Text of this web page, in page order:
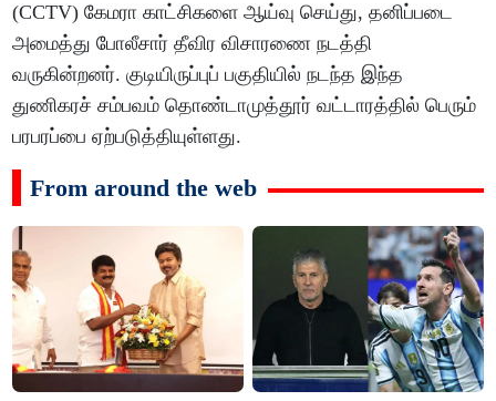
(CCTV) கேமரா காட்சிகளை ஆய்வு செய்து, தனிப்படை
அமைத்து போலீசார் தீவிர விசாரணை நடத்தி
வருகின்றனர். குடியிருப்புப் பகுதியில் நடந்த இந்த
துணிகரச் சம்பவம் தொண்டாமுத்தூர் வட்டாரத்தில் பெரும்
பரபரப்பை ஏற்படுத்தியுள்ளது.
From around the web